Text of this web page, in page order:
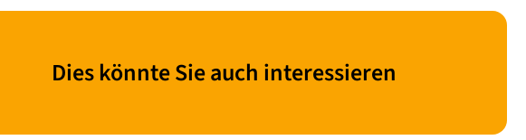
Dies könnte Sie auch interessieren